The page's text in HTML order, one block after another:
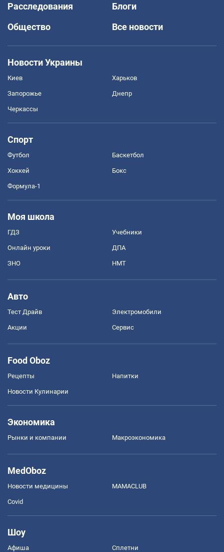
Расследования
Блоги
Общество
Все новости
Новости Украины
Киев Харьков
Запорожье Днепр
Черкассы
Спорт
Футбол Баскетбол
Хоккей Бокс
Формула-1
Моя школа
ГДЗ Учебники
Онлайн уроки ДПА
ЗНО НМТ
Авто
Тест Драйв Электромобили
Акции Сервис
Food Oboz
Рецепты Напитки
Новости Кулинарии
Экономика
Рынки и компании Mакроэкономика
MedOboz
Новости медицины MAMACLUB
Covid
Шоу
Афиша Сплетни